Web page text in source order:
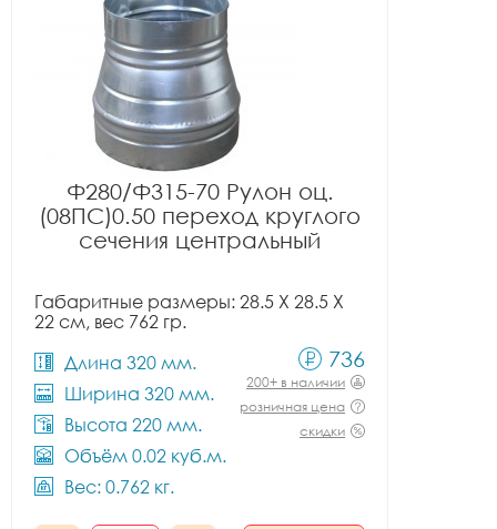
Ф280/Ф315-70 Рулон оц.
(08ПС)0.50 переход круглого
сечения центральный
Габаритные размеры: 28.5 X 28.5 X
22 см, вес 762 гр.
Длина 320 мм.
Ширина 320 мм.
Высота 220 мм.
Объём 0.02 куб.м.
Вес: 0.762 кг.
736
200+ в наличии
розничная цена
скидки